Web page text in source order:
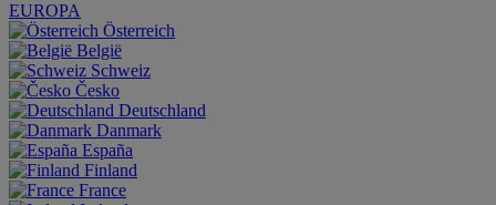
EUROPA
Österreich
België
Schweiz
Česko
Deutschland
Danmark
España
Finland
France